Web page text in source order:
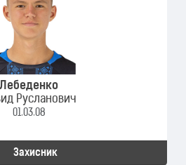
Лебеденко
Русланович
01.03.08
Захисник